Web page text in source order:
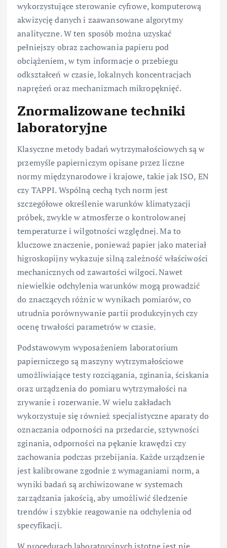
wykorzystujące sterowanie cyfrowe, komputerową
akwizycję danych i zaawansowane algorytmy
analityczne. W ten sposób można uzyskać
pełniejszy obraz zachowania papieru pod
obciążeniem, w tym informacje o przebiegu
odkształceń w czasie, lokalnych koncentracjach
naprężeń oraz mechanizmach mikropęknięć.
Znormalizowane techniki
laboratoryjne
Klasyczne metody badań wytrzymałościowych są w
przemyśle papierniczym opisane przez liczne
normy międzynarodowe i krajowe, takie jak ISO, EN
czy TAPPI. Wspólną cechą tych norm jest
szczegółowe określenie warunków klimatyzacji
próbek, zwykle w atmosferze o kontrolowanej
temperaturze i wilgotności względnej. Ma to
kluczowe znaczenie, ponieważ papier jako materiał
higroskopijny wykazuje silną zależność właściwości
mechanicznych od zawartości wilgoci. Nawet
niewielkie odchylenia warunków mogą prowadzić
do znaczących różnic w wynikach pomiarów, co
utrudnia porównywanie partii produkcyjnych czy
ocenę trwałości parametrów w czasie.
Podstawowym wyposażeniem laboratorium
papierniczego są maszyny wytrzymałościowe
umożliwiające testy rozciągania, zginania, ściskania
oraz urządzenia do pomiaru wytrzymałości na
zrywanie i rozerwanie. W wielu zakładach
wykorzystuje się również specjalistyczne aparaty do
oznaczania odporności na przedarcie, sztywności
zginania, odporności na pękanie krawędzi czy
zachowania podczas przebijania. Każde urządzenie
jest kalibrowane zgodnie z wymaganiami norm, a
wyniki badań są archiwizowane w systemach
zarządzania jakością, aby umożliwić śledzenie
trendów i szybkie reagowanie na odchylenia od
specyfikacji.